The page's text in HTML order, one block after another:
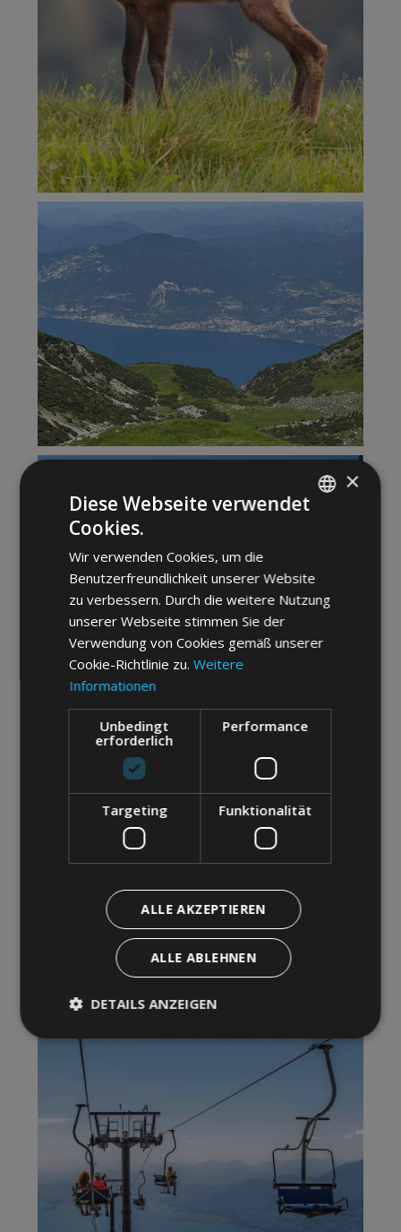
×
Diese Webseite verwendet
Cookies.
Wir verwenden Cookies, um die
Benutzerfreundlichkeit unserer Website
zu verbessern. Durch die weitere Nutzung
unserer Webseite stimmen Sie der
Verwendung von Cookies gemäß unserer
Cookie-Richtlinie zu. Weitere
Informationen
Unbedingt
erforderlich
Performance
Targeting Funktionalität
ALLE AKZEPTIEREN
ALLE ABLEHNEN
DETAILS ANZEIGEN